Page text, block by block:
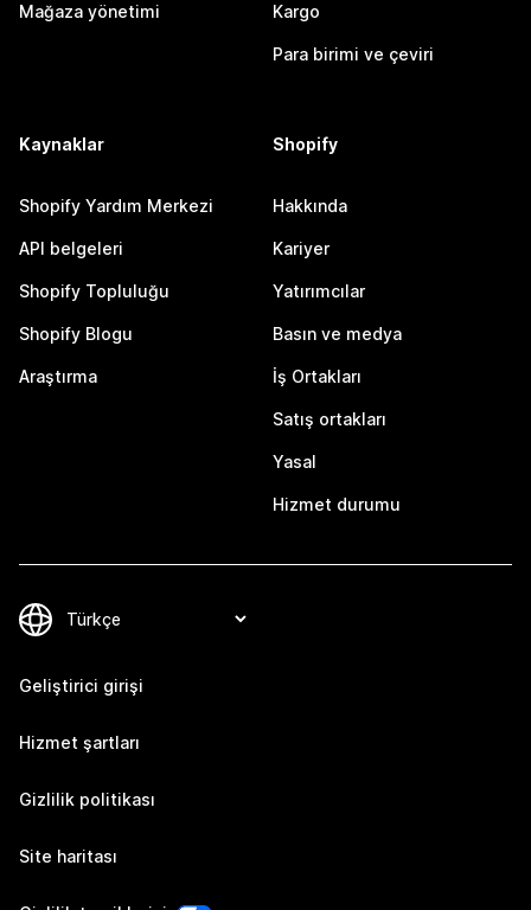
Mağaza yönetimi Kargo
Para birimi ve çeviri
Kaynaklar
Shopify Yardım Merkezi
API belgeleri
Shopify Topluluğu
Shopify Blogu
Araştırma
Shopify
Hakkında
Kariyer
Yatırımcılar
Basın ve medya
İş Ortakları
Satış ortakları
Yasal
Hizmet durumu
Geliştirici girişi
Hizmet şartları
Gizlilik politikası
Site haritası